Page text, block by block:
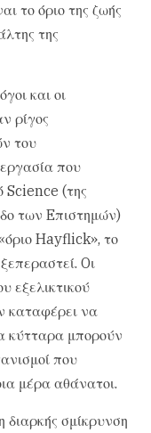
το όριο της ζωής
της
και οι
ρίγος
του
που
Science (της
των Eπιστημών)
Hayflick», το
Oι
εξελικτικού
καταφέρει να
κύτταρα μπορούν
που
μέρα αθάνατοι.
σμίκρυνση